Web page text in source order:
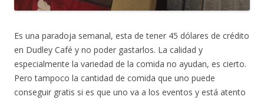
Es una paradoja semanal, esta de tener 45 dólares de crédito
en Dudley Café y no poder gastarlos. La calidad y
especialmente la variedad de la comida no ayudan, es cierto.
Pero tampoco la cantidad de comida que uno puede
conseguir gratis si es que uno va a los eventos y está atento